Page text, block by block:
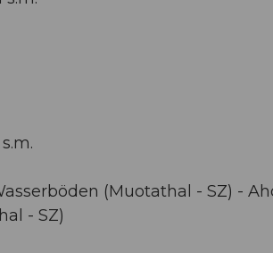
(Muotathal - SZ) -
- SZ)